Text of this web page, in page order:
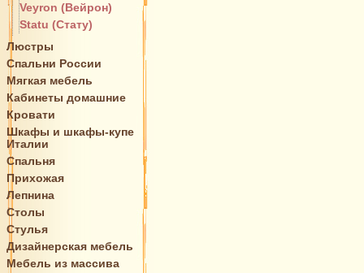
Veyron (Вейрон)
Statu (Стату)
Люстры
Спальни России
Мягкая мебель
Кабинеты домашние
Кровати
Шкафы и шкафы-купе
Италии
Спальня
Прихожая
Лепнина
Столы
Стулья
Дизайнерская мебель
Мебель из массива